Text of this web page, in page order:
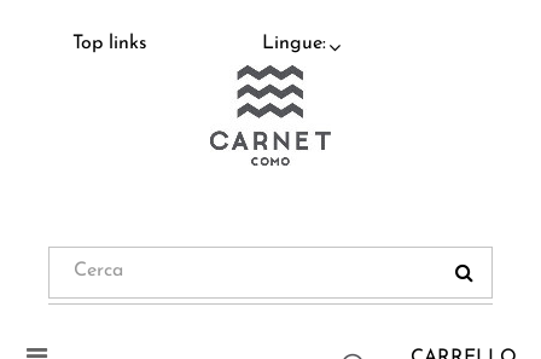
Top links Lingue:
Navigazione